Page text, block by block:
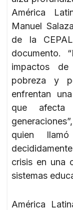
América
Manuel
de la
documento.
impactos
pobreza y
enfrentan
que
quien
crisis en una
sistemas
América